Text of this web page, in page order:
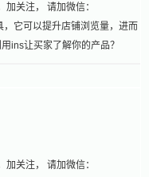
关注， 请加微信：
，它可以提升店铺浏览量，进而
ins让买家了解你的产品？
关注， 请加微信：